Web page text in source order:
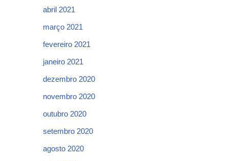
abril 2021
março 2021
fevereiro 2021
janeiro 2021
dezembro 2020
novembro 2020
outubro 2020
setembro 2020
agosto 2020